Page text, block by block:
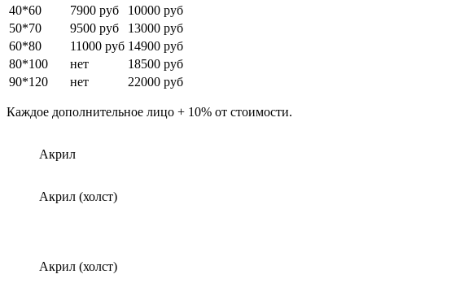
40*60
7900 руб
10000 руб
50*70
9500 руб
13000 руб
60*80
11000 руб 14900 руб
80*100
нет
18500 руб
90*120
нет 22000 руб
Каждое дополнительное лицо + 10% от стоимости.
Акрил
Акрил (холст)
Акрил (холст)